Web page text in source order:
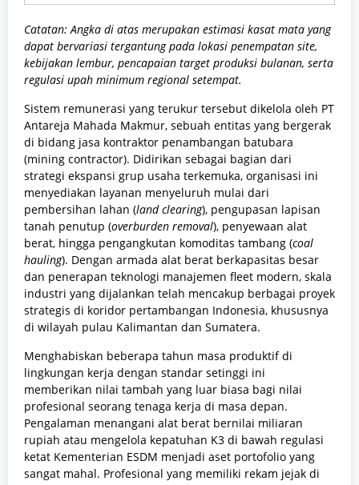
Catatan: Angka di atas merupakan estimasi kasat mata yang
dapat bervariasi tergantung pada lokasi penempatan site,
kebijakan lembur, pencapaian target produksi bulanan, serta
regulasi upah minimum regional setempat.
Sistem remunerasi yang terukur tersebut dikelola oleh PT
Antareja Mahada Makmur, sebuah entitas yang bergerak
di bidang jasa kontraktor penambangan batubara
(mining contractor). Didirikan sebagai bagian dari
strategi ekspansi grup usaha terkemuka, organisasi ini
menyediakan layanan menyeluruh mulai dari
pembersihan lahan (land clearing), pengupasan lapisan
tanah penutup (overburden removal), penyewaan alat
berat, hingga pengangkutan komoditas tambang (coal
hauling). Dengan armada alat berat berkapasitas besar
dan penerapan teknologi manajemen fleet modern, skala
industri yang dijalankan telah mencakup berbagai proyek
strategis di koridor pertambangan Indonesia, khususnya
di wilayah pulau Kalimantan dan Sumatera.
Menghabiskan beberapa tahun masa produktif di
lingkungan kerja dengan standar setinggi ini
memberikan nilai tambah yang luar biasa bagi nilai
profesional seorang tenaga kerja di masa depan.
Pengalaman menangani alat berat bernilai miliaran
rupiah atau mengelola kepatuhan K3 di bawah regulasi
ketat Kementerian ESDM menjadi aset portofolio yang
sangat mahal. Profesional yang memiliki rekam jejak di